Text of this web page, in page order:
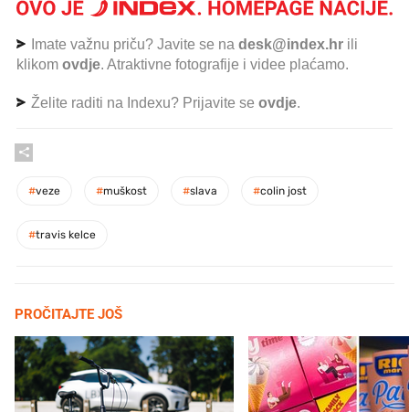
Imate važnu priču? Javite se na desk@index.hr ili
klikom ovdje. Atraktivne fotografije i videe plaćamo.
Želite raditi na Indexu? Prijavite se ovdje.
#veze #muškost #slava #colin jost
#travis kelce
PROČITAJTE JOŠ